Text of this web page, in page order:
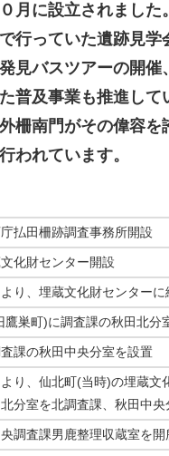
月に設立されまし
行っていた遺跡見
見バスツアーの開
普及事業も推進して
柵南門がその偉容を
われています。
払田柵跡調査事務所開設
化財センター開設
り、埋蔵文化財センター
鷹巣町)に調査課の秋田北分
課の秋田中央分室を設置
り、仙北町(当時)の埋蔵文
分室を北調査課、秋田中
調査課男鹿整理収蔵室を開